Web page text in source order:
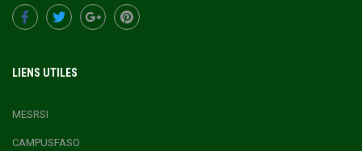
LIENS UTILES
MESRSI
CAMPUSFASO